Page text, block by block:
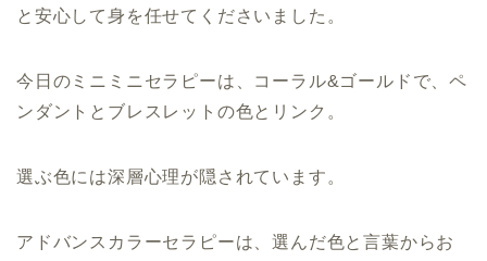
と安心して身を任せてくださいました。
今日のミニミニセラピーは、コーラル&ゴールドで、ペ
ンダントとブレスレットの色とリンク。
選ぶ色には深層心理が隠されています。
アドバンスカラーセラピーは、選んだ色と言葉からお